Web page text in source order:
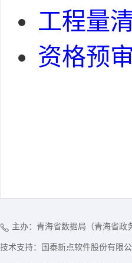
工程量
资格预
主办：青海省数据局（青海省政
技术支持：国泰新点软件股份有限公